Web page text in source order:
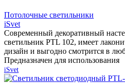
Потолочные светильники
iSvet
Современный декоративный
светильник PTL 102, имеет
дизайн и выгодно смотрится в
Предназначен для использования
iSvet